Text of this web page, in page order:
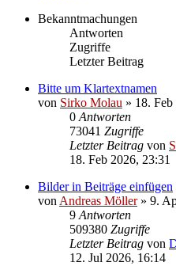
Bekanntmachungen
Antworten
Zugriffe
Letzter Beitrag
Bitte um Klartextnamen
von Sirko Molau » 18.
0 Antworten
73041 Zugriffe
Letzter Beitrag von
18. Feb 2026, 23:31
Bilder in Beiträge einfügen
von Andreas Möller» 9.
9 Antworten
509380 Zugriffe
Letzter Beitrag von
12. Jul 2026, 16:14